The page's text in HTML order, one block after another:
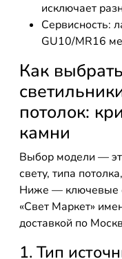
исключает
Сервисность:
GU10/MR16
Как
потолок:
камни
Выбор модели —
свету, типа
Ниже — ключевые
«Свет Маркет»
доставкой по
1. Тип